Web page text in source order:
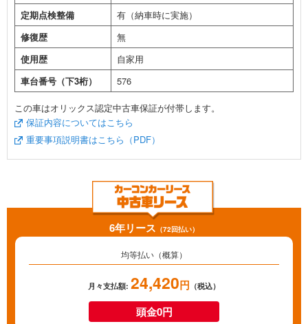
定期点検整備
有（納車時に実施）
修復歴
無
使用歴
自家用
車台番号（下3桁）
576
この車はオリックス認定中古車保証が付帯します。
保証内容についてはこちら
重要事項説明書はこちら（PDF）
6年リース （72回払い）
均等払い（概算）
月々支払額: 24,420円 （税込）
頭金0円